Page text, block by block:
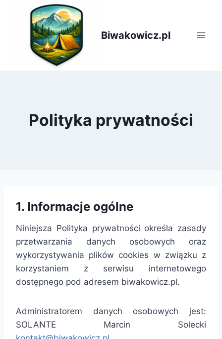
Biwakowicz.pl
Polityka prywatności
1. Informacje ogólne
Niniejsza Polityka prywatności określa zasady
przetwarzania danych osobowych oraz
wykorzystywania plików cookies w związku z
korzystaniem z serwisu internetowego
dostępnego pod adresem biwakowicz.pl.
Administratorem danych osobowych jest:
SOLANTE Marcin Solecki